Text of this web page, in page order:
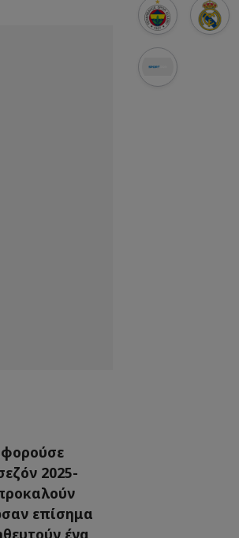
2025-
επίσημα
ένα